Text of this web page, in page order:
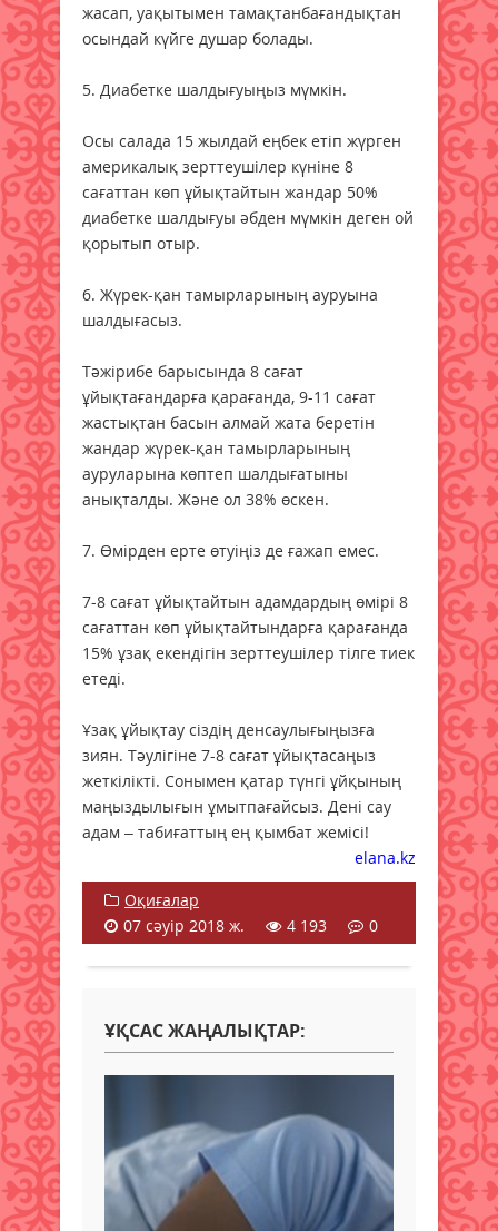
жасап, уақытымен тамақтанбағандықтан
осындай күйге душар болады.
5. Диабетке шалдығуыңыз мүмкін.
Осы салада 15 жылдай еңбек етіп жүрген
америкалық зерттеушілер күніне 8
сағаттан көп ұйықтайтын жандар 50%
диабетке шалдығуы әбден мүмкін деген ой
қорытып отыр.
6. Жүрек-қан тамырларының ауруына
шалдығасыз.
Тәжірибе барысында 8 сағат
ұйықтағандарға қарағанда, 9-11 сағат
жастықтан басын алмай жата беретін
жандар жүрек-қан тамырларының
ауруларына көптеп шалдығатыны
анықталды. Және ол 38% өскен.
7. Өмірден ерте өтуіңіз де ғажап емес.
7-8 сағат ұйықтайтын адамдардың өмірі 8
сағаттан көп ұйықтайтындарға қарағанда
15% ұзақ екендігін зерттеушілер тілге тиек
етеді.
Ұзақ ұйықтау сіздің денсаулығыңызға
зиян. Тәулігіне 7-8 сағат ұйықтасаңыз
жеткілікті. Сонымен қатар түнгі ұйқының
маңыздылығын ұмытпағайсыз. Дені сау
адам – табиғаттың ең қымбат жемісі!
elana.kz
Оқиғалар
07 сәуір 2018 ж.
4 193 0
ҰҚСАС ЖАҢАЛЫҚТАР: